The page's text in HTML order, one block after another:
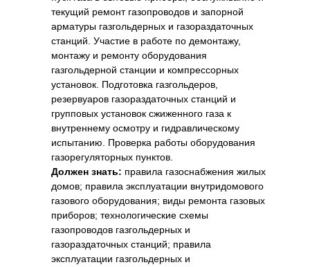
текущий ремонт газопроводов и запорной
арматуры газгольдерных и газораздаточных
станций. Участие в работе по демонтажу,
монтажу и ремонту оборудования
газгольдерной станции и компрессорных
установок. Подготовка газгольдеров,
резервуаров газораздаточных станций и
групповых установок сжиженного газа к
внутреннему осмотру и гидравлическому
испытанию. Проверка работы оборудования
газорегуляторных пунктов.
Должен знать: правила газоснабжения жилых
домов; правила эксплуатации внутридомового
газового оборудования; виды ремонта газовых
приборов; технологические схемы
газопроводов газгольдерных и
газораздаточных станций; правила
эксплуатации газгольдерных и